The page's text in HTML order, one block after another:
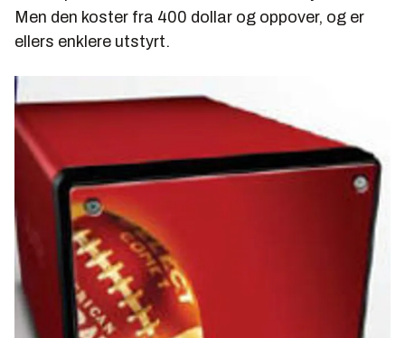
Men den koster fra 400 dollar og oppover, og er
ellers enklere utstyrt.